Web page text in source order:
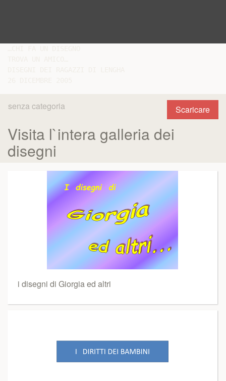
Scaricare
senza categoria
Visita l`intera galleria dei
disegni
i disegni di Giorgia ed altri